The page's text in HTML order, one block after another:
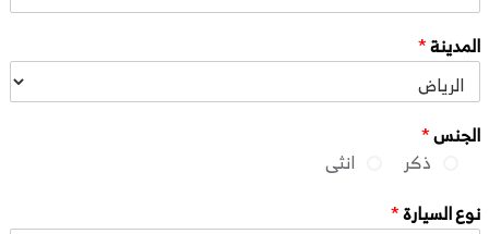
المدينة*
الجنس*
ذكر
انثى
نوع السيارة*